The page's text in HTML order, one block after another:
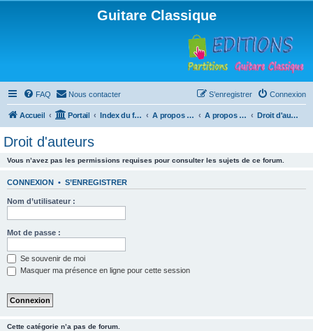
Guitare Classique
FAQ Nous contacter Connexion
S’enregistrer
Accueil Portail Index du forum A propos du forum A propos du forum Droit d'auteurs
Droit d'auteurs
Vous n’avez pas les permissions requises pour consulter les sujets de ce forum.
CONNEXION • S’ENREGISTRER
Nom d’utilisateur :
Mot de passe :
Se souvenir de moi
Masquer ma présence en ligne pour cette session
Cette catégorie n’a pas de forum.